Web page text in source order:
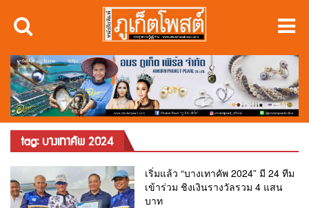
tag: บางเทาคัพ 2024
เริ่มแล้ว “บางเทาคัพ 2024” มี 24 ทีม
เข้าร่วม ชิงเงินรางวัลรวม 4 แสน
บาท